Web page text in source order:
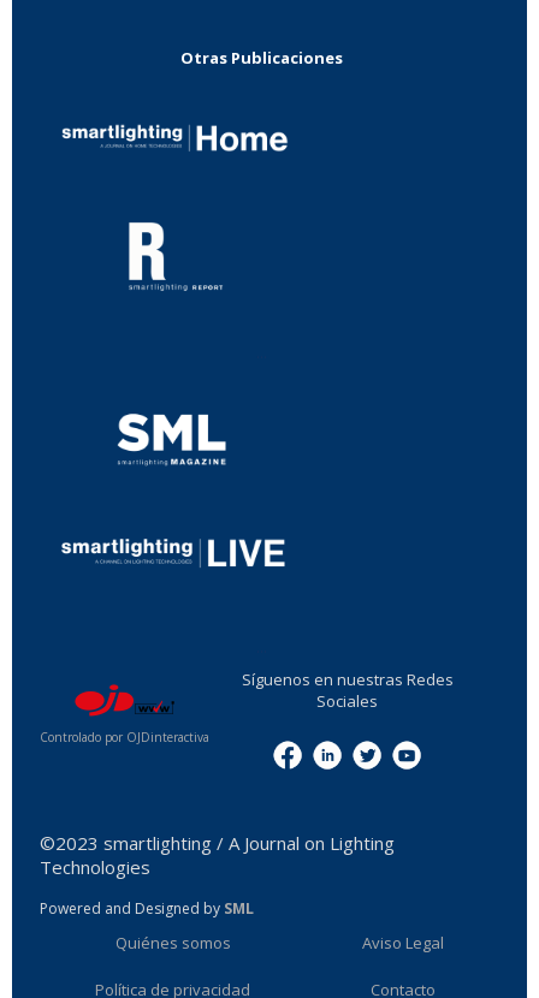
Otras Publicaciones
Controlado por OJDinteractiva
Síguenos en nuestras Redes
Sociales
©2023 smartlighting / A Journal on Lighting
Technologies
Powered and Designed by SML
Quiénes somos Aviso Legal
Política de privacidad Contacto